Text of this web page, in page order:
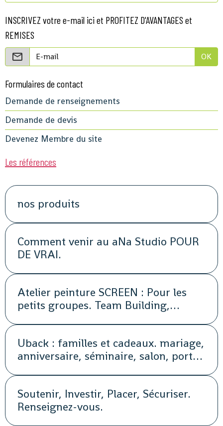
INSCRIVEZ votre e-mail ici et PROFITEZ D'AVANTAGES et
REMISES
OK
Formulaires de contact
Demande de renseignements
Demande de devis
Devenez Membre du site
Les références
nos produits
Comment venir au aNa Studio POUR
DE VRAI.
Atelier peinture SCREEN : Pour les
petits groupes. Team Building,
Uback : familles et cadeaux. mariage,
anniversaire, séminaire, salon, portes
Soutenir, Investir, Placer, Sécuriser.
Renseignez-vous.